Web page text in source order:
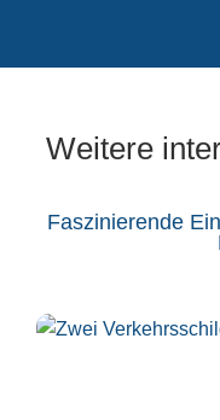
Weitere
Faszinierende